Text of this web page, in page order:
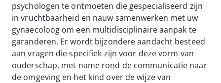
psychologen te ontmoeten die gespecialiseerd zijn
in vruchtbaarheid en nauw samenwerken met uw
gynaecoloog om een multidisciplinaire aanpak te
garanderen. Er wordt bijzondere aandacht besteed
aan vragen die specifiek zijn voor deze vorm van
ouderschap, met name rond de communicatie naar
de omgeving en het kind over de wijze van